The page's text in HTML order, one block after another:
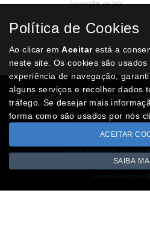
levantadas na loja
Modos dePagamento
Multibanco, cartão de crédito, Paypal
transferência
Termos e Condições
RAL Livro
Todos os valores incluem
Copyright ©
Política de Cookies
Ao clicar emAceitarestá a
neste site. Os cookies são
experiência de navegação,
alguns serviços e recolher dados
tráfego. Se desejar mais
forma como são usados por nós
ACEITAR
SAIBA